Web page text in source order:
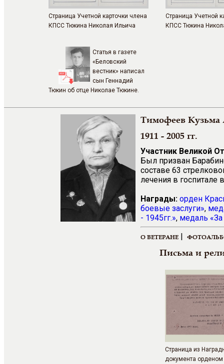
Страница Учетной карточки члена
КПСС Тюкина Николая Ильича
Страница Учетной
КПСС Тюкина
Статья в газете
«Беловский
вестник» написал
сын Геннадий
Тюкин об отце Николае Тюкине.
Тимофеев Кузьма
1911 - 2005 гг.
Участник Великой
Был призван
составе 63
лечения в госпитале
Награды: орден
боевые заслуги»,
- 1945гг.», медаль «За
О ВЕТЕРАНЕ |
Письма и
Страница из
документа